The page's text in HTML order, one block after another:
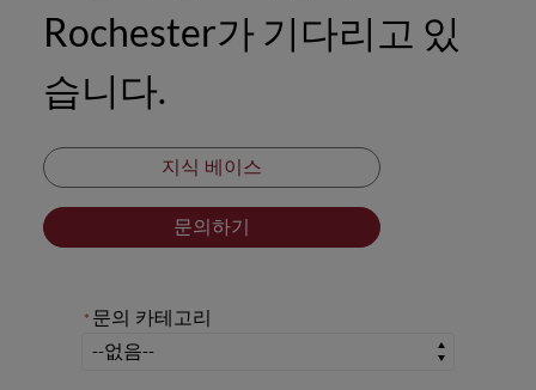
Rochester가 기다리고 있
습니다.
지식 베이스
문의하기
* 문의 카테고리
문의 카테고리